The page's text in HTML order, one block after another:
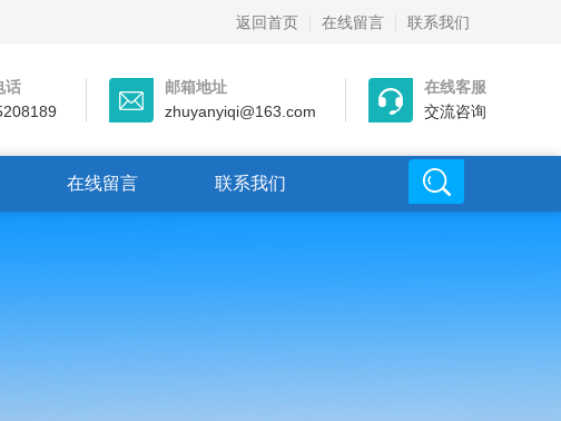
返回首页 在线留言 联系我们
话
邮箱地址
zhuyanyiqi@163.com
在线客服
交流咨询
在线留言 联系我们